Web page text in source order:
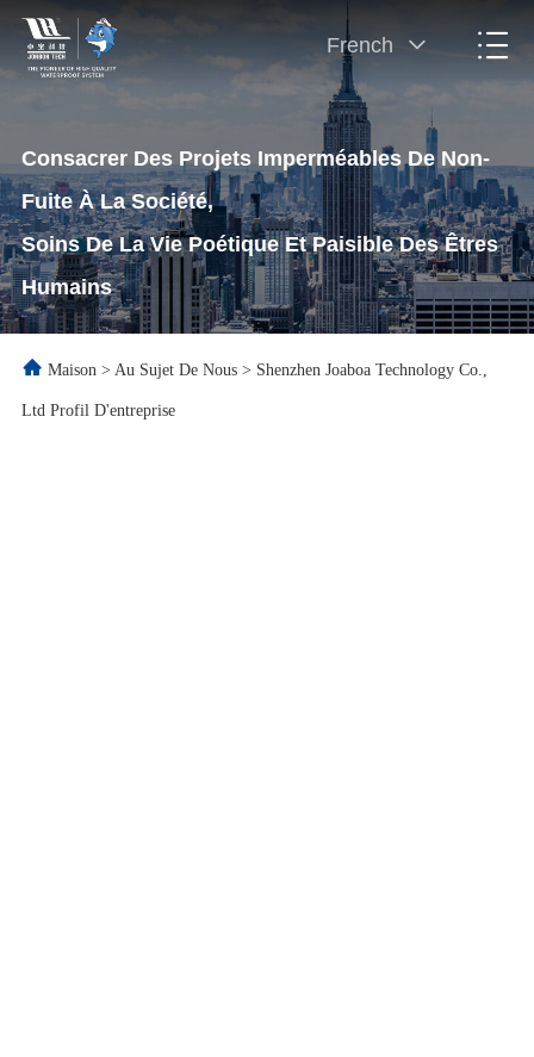
French
Consacrer Des Projets Imperméables De Non-
Fuite À La Société,
Soins De La Vie Poétique Et Paisible Des Êtres
Humains
Maison > Au Sujet De Nous > Shenzhen Joaboa Technology Co.,
Ltd Profil D'entreprise